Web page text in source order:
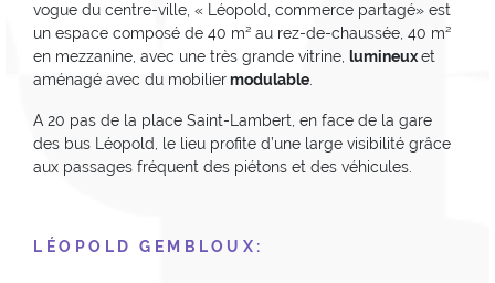
vogue du centre-ville, « Léopold, commerce partagé» est
un espace composé de 40 m² au rez-de-chaussée, 40 m²
en mezzanine, avec une très grande vitrine, lumineuxet
aménagé avec du mobiliermodulable.
A 20 pas de la place Saint-Lambert, en face de la gare
des bus Léopold, le lieu profite d’une large visibilité grâce
aux passages fréquent des piétons et des véhicules.
L ÉOPOLD GEMBLOUX :